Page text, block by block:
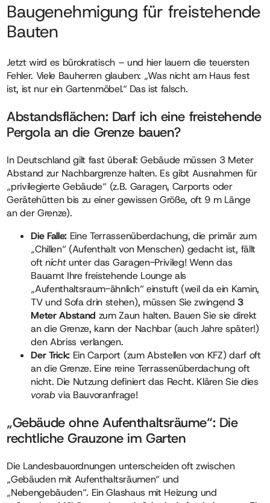
Baugenehmigung für freistehende
Bauten
Jetzt wird es bürokratisch – und hier lauern die teuersten
Fehler. Viele Bauherren glauben: „Was nicht am Haus fest
ist, ist nur ein Gartenmöbel.“ Das ist falsch.
Abstandsflächen: Darf ich eine freistehende
Pergola an die Grenze bauen?
In Deutschland gilt fast überall: Gebäude müssen 3 Meter
Abstand zur Nachbargrenze halten. Es gibt Ausnahmen für
„privilegierte Gebäude“ (z.B. Garagen, Carports oder
Gerätehütten bis zu einer gewissen Größe, oft 9 m Länge
an der Grenze).
Die Falle: Eine Terrassenüberdachung, die primär zum
„Chillen“ (Aufenthalt von Menschen) gedacht ist, fällt
oftnichtunter das Garagen-Privileg! Wenn das
Bauamt Ihre freistehende Lounge als
„Aufenthaltsraum-ähnlich“ einstuft (weil da ein Kamin,
TV und Sofa drin stehen), müssen Sie zwingend3
Meter Abstand zum Zaun halten. Bauen Sie sie direkt
an die Grenze, kann der Nachbar (auch Jahre später!)
den Abriss verlangen.
Der Trick: Ein Carport (zum Abstellen von KFZ) darf oft
an die Grenze. Eine reine Terrassenüberdachung oft
nicht. Die Nutzung definiert das Recht. Klären Sie dies
vorabvia Bauvoranfrage!
„Gebäude ohne Aufenthaltsräume“: Die
rechtliche Grauzone im Garten
Die Landesbauordnungen unterscheiden oft zwischen
„Gebäuden mit Aufenthaltsräumen“ und
„Nebengebäuden“. Ein Glashaus mit Heizung und